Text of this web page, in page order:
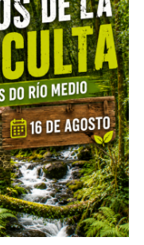
t
a
s
d
e
E